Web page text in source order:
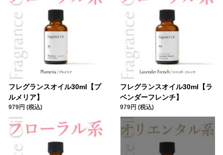
フレグランスオイル30ml【プ
ルメリア】
979円 (税込)
フレグランスオイル30ml【ラ
ベンダーフレンチ】
979円 (税込)